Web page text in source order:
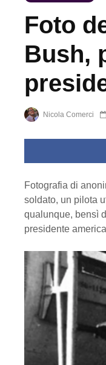
Foto
Bush,
Nicola Comerci
Fotografia di
soldato, un pilota
qualunque, bensì
presidente